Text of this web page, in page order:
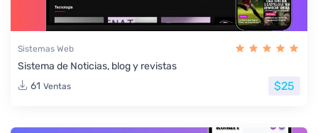
Sistemas Web
Sistema de Noticias, blog y revistas
61 Ventas $25